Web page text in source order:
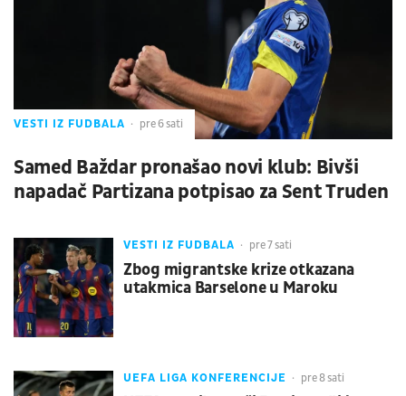
VESTI IZ FUDBALA pre 6 sati
Samed Baždar pronašao novi klub: Bivši
napadač Partizana potpisao za Sent Truden
VESTI IZ FUDBALA pre 7 sati
Zbog migrantske krize otkazana
utakmica Barselone u Maroku
UEFA LIGA KONFERENCIJE pre 8 sati